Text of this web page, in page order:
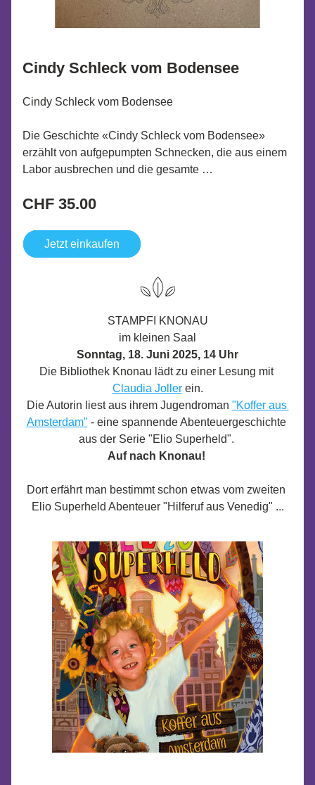
Cindy Schleck vom Bodensee
Cindy Schleck vom Bodensee
Die Geschichte «Cindy Schleck vom Bodensee»
erzählt von aufgepumpten Schnecken, die aus einem
Labor ausbrechen und die gesam­te …
CHF 35.00
Jetzt einkaufen
STAMPFI KNONAU
im kleinen Saal
Sonntag, 18. Juni 2025, 14 Uhr
Die Bibliothek Knonau lädt zu einer Lesung mit
Claudia Joller ein.
Die Autorin liest aus ihrem Jugendroman "Koffer aus
Amsterdam" - eine spannende Abenteuergeschichte
aus der Serie "Elio Superheld".
Auf nach Knonau!
Dort erfährt man bestimmt schon etwas vom zweiten
Elio Superheld Abenteuer "Hilferuf aus Venedig" ...